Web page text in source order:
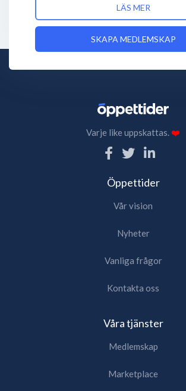
LÄS MER
SKAPA MEDLEMSKAP
Varje like uppskattas.❤️
Öppettider
Vår vision
Nyheter
Vanliga frågor
Kontakta oss
Våra tjänster
Medlemskap
Marketplace